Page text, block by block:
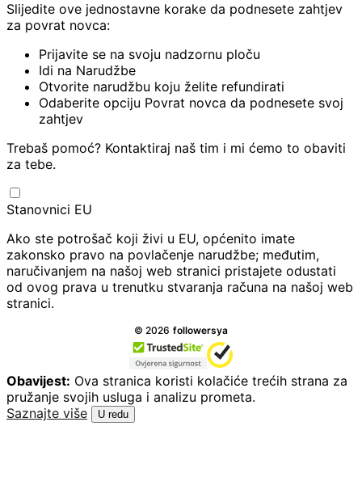
Slijedite ove jednostavne korake da podnesete zahtjev
za povrat novca:
Prijavite se na svoju nadzornu ploču
Idi na Narudžbe
Otvorite narudžbu koju želite refundirati
Odaberite opciju Povrat novca da podnesete svoj
zahtjev
Trebaš pomoć? Kontaktiraj naš tim i mi ćemo to obaviti
za tebe.
Stanovnici EU
Ako ste potrošač koji živi u EU, općenito imate
zakonsko pravo na povlačenje narudžbe; međutim,
naručivanjem na našoj web stranici pristajete odustati
od ovog prava u trenutku stvaranja računa na našoj web
stranici.
Sva prava pridržana.
© 2026 followersya
Obavijest: Ova stranica koristi kolačiće trećih strana za
pružanje svojih usluga i analizu prometa.
Saznajte više
U redu